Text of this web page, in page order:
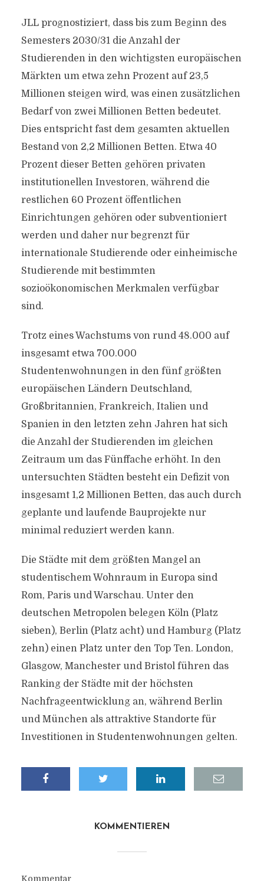
JLL prognostiziert, dass bis zum Beginn des
Semesters 2030/31 die Anzahl der
Studierenden in den wichtigsten europäischen
Märkten um etwa zehn Prozent auf 23,5
Millionen steigen wird, was einen zusätzlichen
Bedarf von zwei Millionen Betten bedeutet.
Dies entspricht fast dem gesamten aktuellen
Bestand von 2,2 Millionen Betten. Etwa 40
Prozent dieser Betten gehören privaten
institutionellen Investoren, während die
restlichen 60 Prozent öffentlichen
Einrichtungen gehören oder subventioniert
werden und daher nur begrenzt für
internationale Studierende oder einheimische
Studierende mit bestimmten
sozioökonomischen Merkmalen verfügbar
sind.
Trotz eines Wachstums von rund 48.000 auf
insgesamt etwa 700.000
Studentenwohnungen in den fünf größten
europäischen Ländern Deutschland,
Großbritannien, Frankreich, Italien und
Spanien in den letzten zehn Jahren hat sich
die Anzahl der Studierenden im gleichen
Zeitraum um das Fünffache erhöht. In den
untersuchten Städten besteht ein Defizit von
insgesamt 1,2 Millionen Betten, das auch durch
geplante und laufende Bauprojekte nur
minimal reduziert werden kann.
Die Städte mit dem größten Mangel an
studentischem Wohnraum in Europa sind
Rom, Paris und Warschau. Unter den
deutschen Metropolen belegen Köln (Platz
sieben), Berlin (Platz acht) und Hamburg (Platz
zehn) einen Platz unter den Top Ten. London,
Glasgow, Manchester und Bristol führen das
Ranking der Städte mit der höchsten
Nachfrageentwicklung an, während Berlin
und München als attraktive Standorte für
Investitionen in Studentenwohnungen gelten.
KOMMENTIEREN
Kommentar